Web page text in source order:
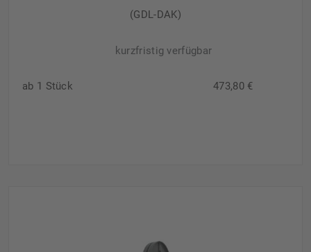
(GDL-DAK)
kurzfristig verfügbar
ab 1 Stück 473,80 €